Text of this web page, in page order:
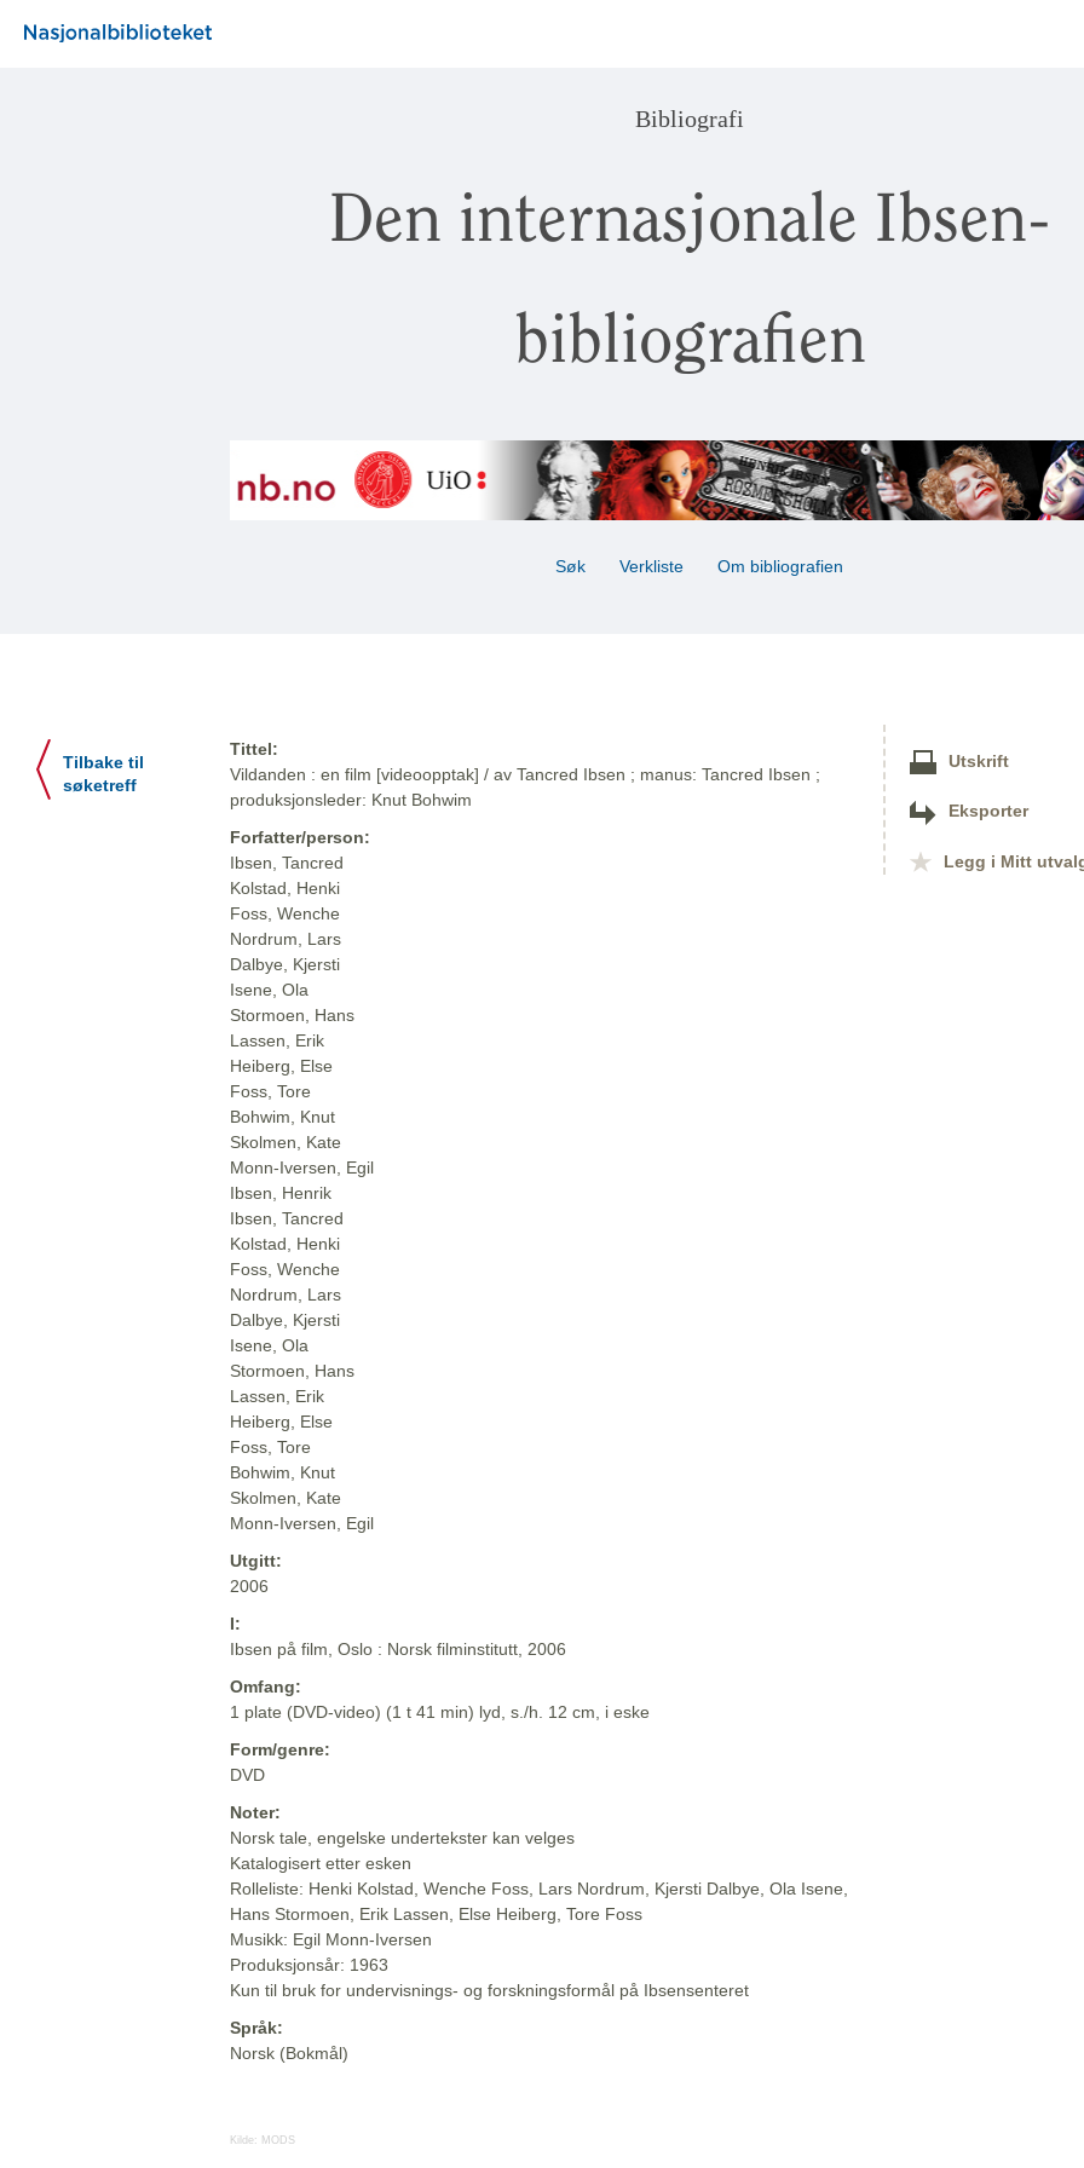
Bibliografi
Den internasjonale Ibsen-
bibliografien
Søk Verkliste Om bibliografien
Tilbake til
søketreff
Tittel:
Vildanden : en film [videoopptak] / av Tancred Ibsen ; manus: Tancred Ibsen ;
produksjonsleder: Knut Bohwim
Forfatter/person:
Ibsen, Tancred
Kolstad, Henki
Foss, Wenche
Nordrum, Lars
Dalbye, Kjersti
Isene, Ola
Stormoen, Hans
Lassen, Erik
Heiberg, Else
Foss, Tore
Bohwim, Knut
Skolmen, Kate
Monn-Iversen, Egil
Ibsen, Henrik
Ibsen, Tancred
Kolstad, Henki
Foss, Wenche
Nordrum, Lars
Dalbye, Kjersti
Isene, Ola
Stormoen, Hans
Lassen, Erik
Heiberg, Else
Foss, Tore
Bohwim, Knut
Skolmen, Kate
Monn-Iversen, Egil
Utgitt:
2006
I:
Ibsen på film, Oslo : Norsk filminstitutt, 2006
Omfang:
1 plate (DVD-video) (1 t 41 min) lyd, s./h. 12 cm, i eske
Form/genre:
DVD
Noter:
Norsk tale, engelske undertekster kan velges
Katalogisert etter esken
Rolleliste: Henki Kolstad, Wenche Foss, Lars Nordrum, Kjersti Dalbye, Ola Isene,
Hans Stormoen, Erik Lassen, Else Heiberg, Tore Foss
Musikk: Egil Monn-Iversen
Produksjonsår: 1963
Kun til bruk for undervisnings- og forskningsformål på Ibsensenteret
Språk:
Norsk (Bokmål)
Kilde: MODS
Utskrift
Eksporter
Legg i Mitt